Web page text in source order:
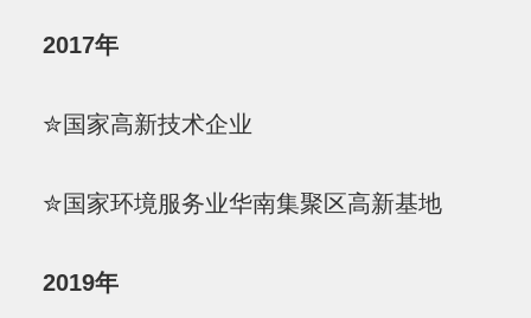
2017年
✮国家高新技术企业
✮国家环境服务业华南集聚区高新基地
2019年